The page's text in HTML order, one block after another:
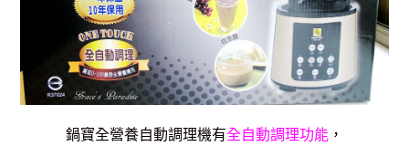
鍋寶全營養自動調理機有全自動調理功能 ，